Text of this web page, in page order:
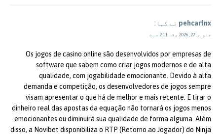
pehcarfnx نے کہا:
جنوری 27, 2026 وقت 2:11 صبح
Os jogos de casino online são desenvolvidos por empresas de
software que sabem como criar jogos modernos e de alta
qualidade, com jogabilidade emocionante. Devido à alta
demanda e competição, os desenvolvedores de jogos sempre
visam apresentar o que há de melhor e mais recente. E tirar o
dinheiro real das apostas da equação não tornará os jogos menos
emocionantes ou diminuirá sua qualidade de forma alguma. Além
disso, a Novibet disponibiliza o RTP (Retorno ao Jogador) do Ninja